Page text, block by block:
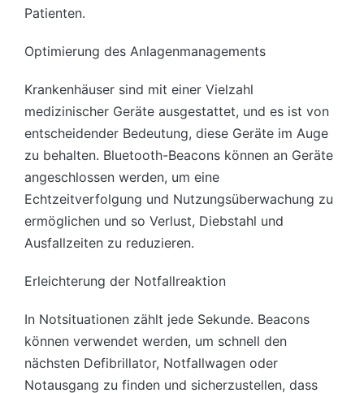
Patienten.
Optimierung des Anlagenmanagements
Krankenhäuser sind mit einer Vielzahl
medizinischer Geräte ausgestattet, und es ist von
entscheidender Bedeutung, diese Geräte im Auge
zu behalten. Bluetooth-Beacons können an Geräte
angeschlossen werden, um eine
Echtzeitverfolgung und Nutzungsüberwachung zu
ermöglichen und so Verlust, Diebstahl und
Ausfallzeiten zu reduzieren.
Erleichterung der Notfallreaktion
In Notsituationen zählt jede Sekunde. Beacons
können verwendet werden, um schnell den
nächsten Defibrillator, Notfallwagen oder
Notausgang zu finden und sicherzustellen, dass